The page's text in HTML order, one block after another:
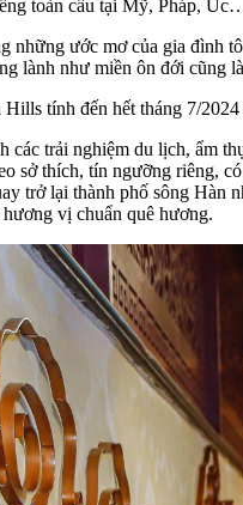
toàn cầu tại Mỹ, Pháp,
những ước mơ của gia đình
lành như miền ôn đới cũng
tính đến hết tháng 7/
các trải nghiệm du lịch,
sở thích, tín ngưỡng riêng,
trở lại thành phố sông
vị chuẩn quê hương.